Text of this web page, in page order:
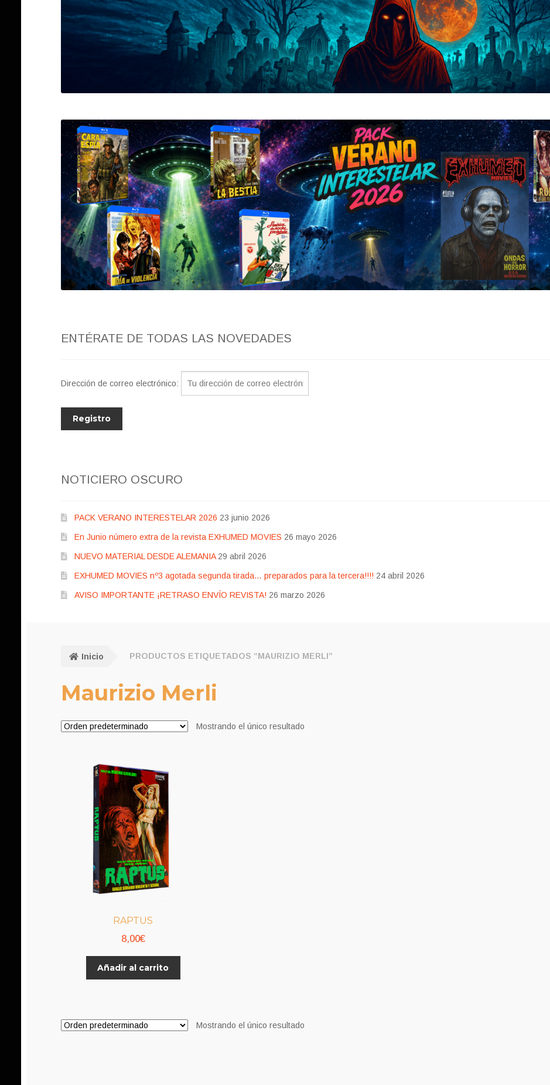
ENTÉRATE DE TODAS LAS NOVEDADES
Dirección de correo electrónico:
NOTICIERO OSCURO
PACK VERANO INTERESTELAR 2026 23 junio 2026
En Junio número extra de la revista EXHUMED MOVIES 26 mayo 2026
NUEVO MATERIAL DESDE ALEMANIA 29 abril 2026
EXHUMED MOVIES nº3 agotada segunda tirada… preparados para la tercera!!!! 24 abril 2026
AVISO IMPORTANTE ¡RETRASO ENVÍO REVISTA! 26 marzo 2026
Inicio PRODUCTOS ETIQUETADOS “MAURIZIO MERLI”
Maurizio Merli
Mostrando el único resultado
RAPTUS
8,00€
Añadir al carrito
Mostrando el único resultado